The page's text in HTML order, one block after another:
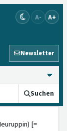
A- A+
Newsletter
Suchen
[=